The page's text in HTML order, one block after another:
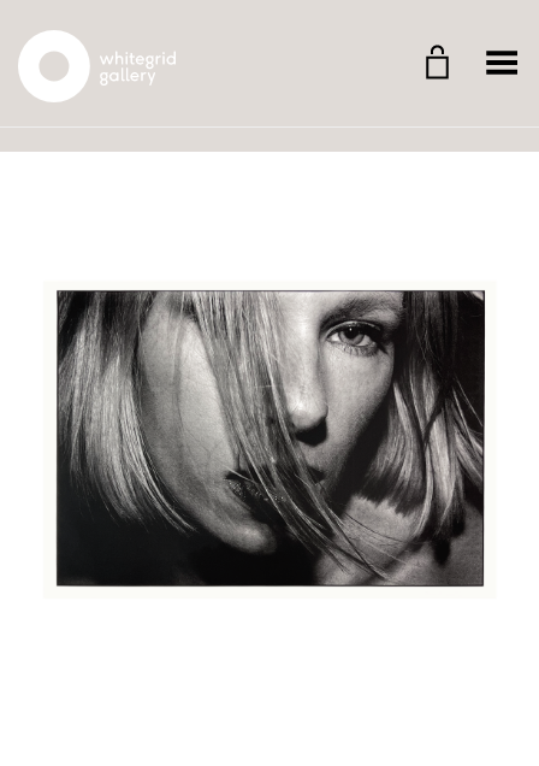
Whitegrid Logo Menü umschalten